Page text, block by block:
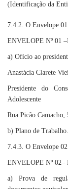
(Identificação da
7.4.2. O Envelope
ENVELOPE Nº 01
a) Ofício ao
Anastácia Clarete
Presidente do
Adolescente
Rua Picão Camacho,
b) Plano de Trabalho.
7.4.3. O Envelope
ENVELOPE Nº
a) Prova de